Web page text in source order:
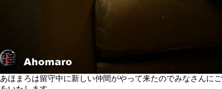
まろは留守中に新しい仲間がやって来たのでみなさんに